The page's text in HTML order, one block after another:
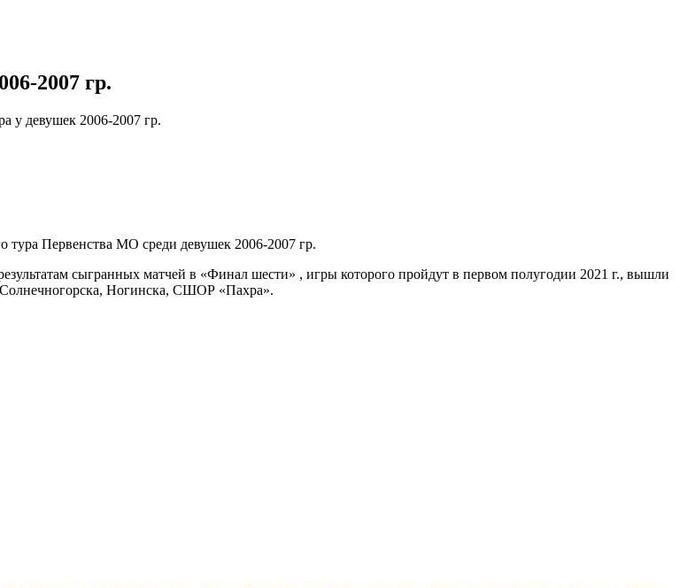
2007 гр.
у девушек 2006-2007 гр.
тура Первенства МО среди девушек 2006-2007 гр.
сыгранных матчей в «Финал шести» , игры которого пройдут в первом полугодии 2021 г., вышли
Ногинска, СШОР «Пахра».